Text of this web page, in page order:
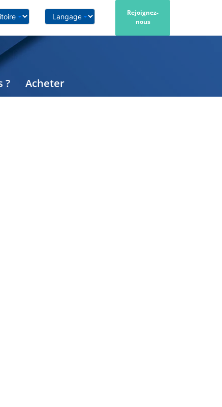
Rejoignez-
nous
? Acheter